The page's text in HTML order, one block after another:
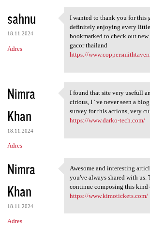
sahnu
18.11.2024
Adres
I wanted to thank you
I wanted to thank you for this
definitely enjoying every
bookmarked to check out
gacor thailand
https://
Nimra
Khan
18.11.2024
Adres
I found that site very
I found that site very usefull
cirious, I ' ve never seen a
survey for this actions, very
https://www.darko-tech.com/
Nimra
Khan
18.11.2024
Adres
Awesome and
Awesome and interesting
you've always shared with us.
continue composing this kind
https://www.kimotickets.com/